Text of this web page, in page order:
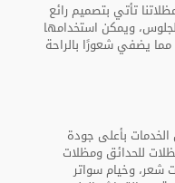
تأتي بتصميم رائع
ويمكن استخدامها
مما يضفي شعورًا بالراحة
الخدمات بأعلى جودة
للحدائق ومظلات
شعر، وخيام سواتر